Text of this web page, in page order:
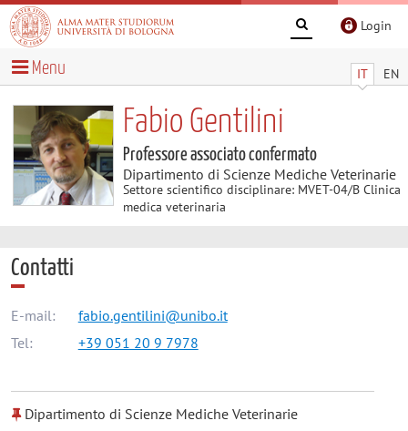
Login
IT EN
Menu
Fabio Gentilini
Professore associato confermato
Dipartimento di Scienze Mediche Veterinarie
Settore scientifico disciplinare: MVET-04/B Clinica
medica veterinaria
Contatti
E-mail:
fabio.gentilini@unibo.it
Tel:
+39 051 20 9 7978
Dipartimento di Scienze Mediche Veterinarie